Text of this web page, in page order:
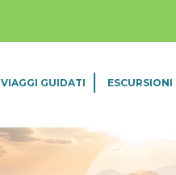
VIAGGI GUIDATI ESCURSIONI